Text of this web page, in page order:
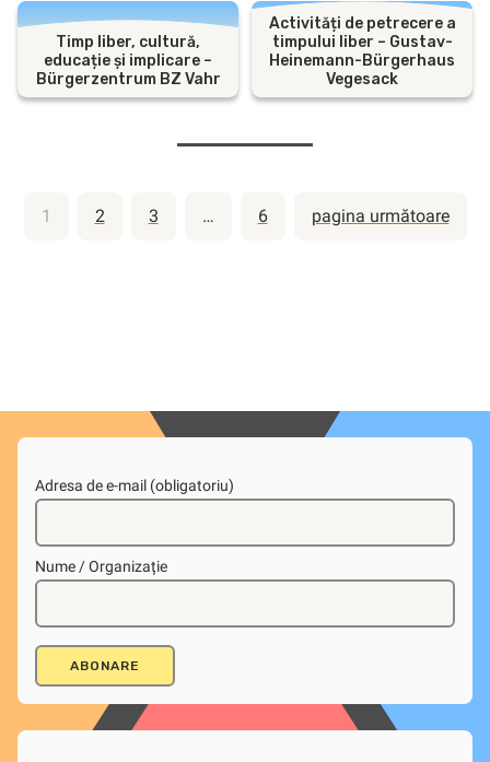
Timp liber, cultură,
educație și implicare –
Bürgerzentrum BZ Vahr
Activități de petrecere a
timpului liber – Gustav-
Heinemann-Bürgerhaus
Vegesack
Paginație
articole
1 2 3 … 6 pagina următoare
Adresa de e-mail (obligatoriu)
Nume / Organizație